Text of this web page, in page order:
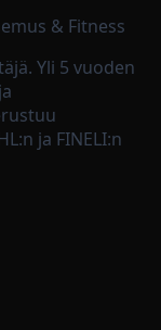
& Fitness
Yli 5 vuoden
ja FINELI:n